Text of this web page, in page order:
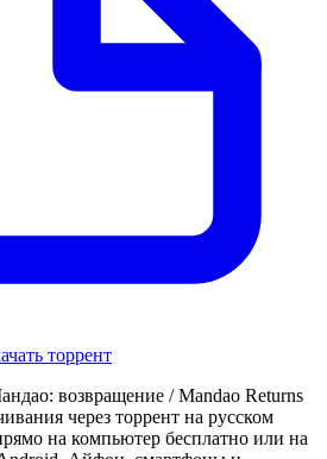
торрент
возвращение / Mandao Returns
через торрент на русском
на компьютер бесплатно или на